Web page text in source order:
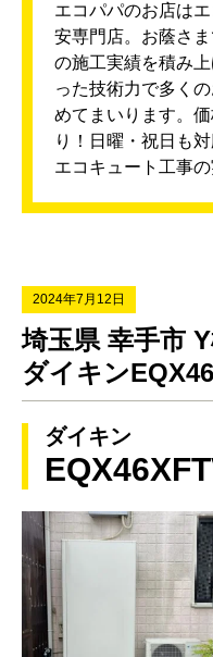
エコパパのお店は
安専門店。お蔭さ
の施工実績を積み
った技術力で多く
めてまいります。
り！日曜・祝日も
エコキュート工事
2024年7月12日
埼玉県 幸手市
ダイキン
ダイキン